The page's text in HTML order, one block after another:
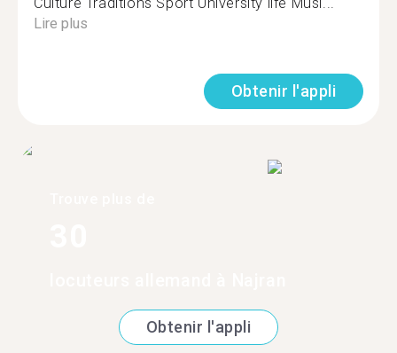
Lire plus
Obtenir l'appli
Obtenir l'appli